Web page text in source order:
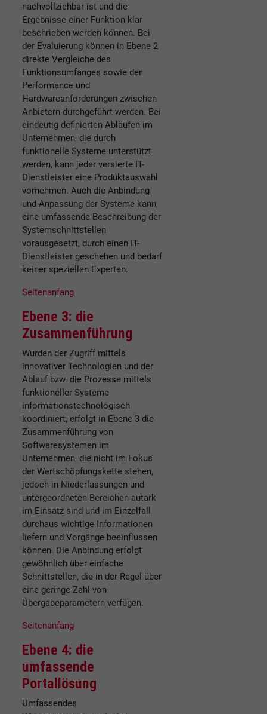
nachvollziehbar ist und die
Ergebnisse einer Funktion klar
beschrieben werden können. Bei
der Evaluierung können in Ebene 2
direkte Vergleiche des
Funktionsumfanges sowie der
Performance und
Hardwareanforderungen zwischen
Anbietern durchgeführt werden. Bei
eindeutig definierten Abläufen im
Unternehmen, die durch
funktionelle Systeme unterstützt
werden, kann jeder versierte IT-
Dienstleister eine Produktauswahl
vornehmen. Auch die Anbindung
und Anpassung der Systeme kann,
eine umfassende Beschreibung der
Systemschnittstellen
vorausgesetzt, durch einen IT-
Dienstleister geschehen und bedarf
keiner speziellen Experten.
Seitenanfang
Ebene 3: die
Zusammenführung
Wurden der Zugriff mittels
innovativer Technologien und der
Ablauf bzw. die Prozesse mittels
funktioneller Systeme
informationstechnologisch
koordiniert, erfolgt in Ebene 3 die
Zusammenführung von
Softwaresystemen im
Unternehmen, die nicht im Fokus
der Wertschöpfungskette stehen,
jedoch in Niederlassungen und
untergeordneten Bereichen autark
im Einsatz sind und im Einzelfall
durchaus wichtige Informationen
liefern und Vorgänge beeinflussen
können. Die Anbindung erfolgt
gewöhnlich über einfache
Schnittstellen, die in der Regel über
eine geringe Zahl von
Übergabeparametern verfügen.
Seitenanfang
Ebene 4: die
umfassende
Portallösung
Umfassendes